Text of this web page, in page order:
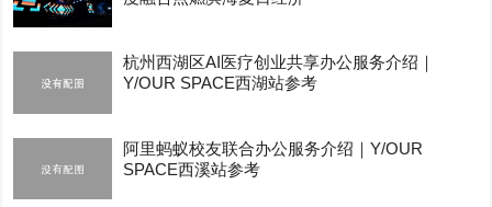
杭州西湖区AI医疗创业共享办公服务介绍｜
Y/OUR SPACE西湖站参考
阿里蚂蚁校友联合办公服务介绍｜Y/OUR
SPACE西溪站参考